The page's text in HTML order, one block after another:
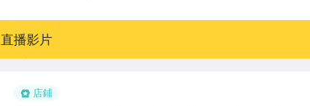
店鋪
直播影片